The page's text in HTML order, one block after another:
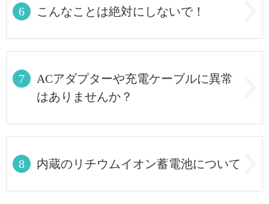
6 こんなことは絶対にしないで！
7
ACアダプターや充電ケーブルに異常
はありませんか？
8 内蔵のリチウムイオン蓄電池について